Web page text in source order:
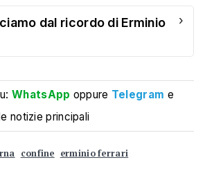
dal ricordo di Erminio
›
WhatsApp oppure Telegram e
notizie principali
confine erminio ferrari